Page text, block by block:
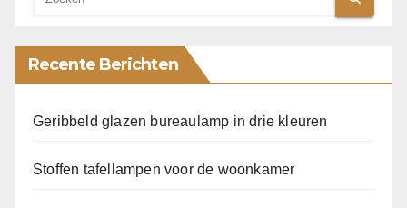
Recente Berichten
Geribbeld glazen bureaulamp in drie kleuren
Stoffen tafellampen voor de woonkamer